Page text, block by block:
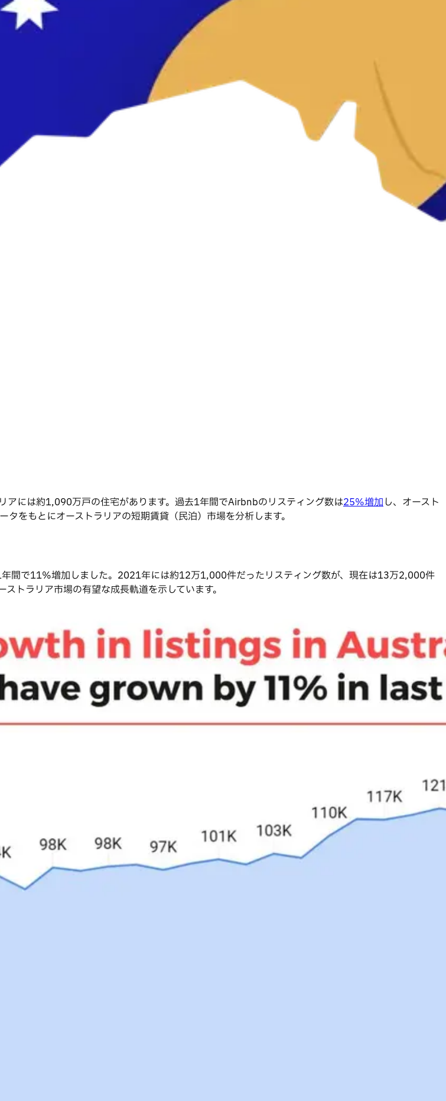
アには約1,090万戸の住宅があります。過去1年間でAirbnbのリスティング数は25%増加し、オースト
をもとにオーストラリアの短期賃貸（民泊）市場を分析します。
間で11%増加しました。2021年には約12万1,000件だったリスティング数が、現在は13万2,000件
トラリア市場の有望な成長軌道を示しています。